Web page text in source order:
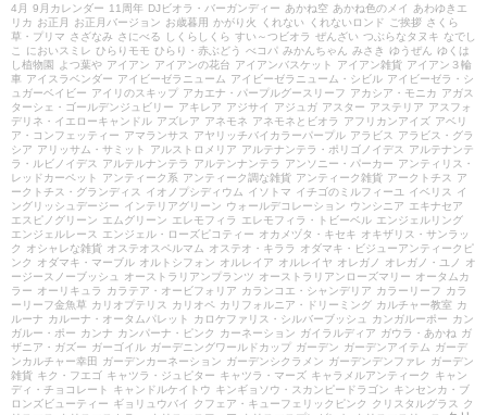
4月 9月カレンダー 11周年 DJビオラ・バーガンディー あかね空 あかね色のメイ
あわゆきエ
リカ お正月 お正月バージョン お歳暮用 かがり火 くれない くれないロンド ご挨拶 さくら
草・プリマ さざなみ さにべる しくらしくら すい～つビオラ ぜんざい つぶらなタヌキ なでし
こ
においスミレ ひらりモモ ひらり・赤ぶどう べコパ みかんちゃん みさき ゆうぜん
ゆくは
し植物園
よつ葉や アイアン アイアンの花台 アイアンバスケット アイアン雑貨 アイアン３輪
車 アイスラベンダー アイビーゼラニューム アイビーゼラニューム・シビル アイビーゼラ・シ
ュガーベイビー アイリのスキップ アカエナ・パープルグースリーフ アカシア・モニカ アガス
ターシェ・ゴールデンジュビリー アキレア アジサイ アジュガ アスター アステリア アスフォ
デリネ・イエローキャンドル アズレア アネモネ アネモネとビオラ アフリカンアイズ アベリ
ア・コンフェッティー アマランサス アヤリッチバイカラーパープル アラビス
アラビス・グラ
シア アリッサム・サミット アルストロメリア アルテナンテラ・ポリゴノイデス
アルテナンテ
ラ・ルビノイデス
アルテルナンテラ アルテンナンテラ アンソニー・パーカー アンティリス・
レッドカーペット
アンティーク系 アンティーク調な雑貨 アンティーク雑貨 アークトチス
ア
ークトチス・グランディス
イオノプシディウム イソトマ イチゴのミルフィーユ イベリス
イ
ングリッシュデージー インテリアグリーン ウォールデコレーション ウンシニア エキナセア
エスピノグリーン エムグリーン エレモフィラ エレモフィラ・トビーベル エンジェルリング
エンジェルレース
エンジェル・ローズピコティー オカメヅタ・キセキ オキザリス・サンラッ
ク
オシャレな雑貨 オステオスペルマム オステオ・キララ
オダマキ・ビジューアンティークピ
ンク
オダマキ・マーブル オルトシフォン オルレイア オルレイヤ オレガノ オレガノ・ユノ
オ
ージースノーブッシュ
オーストラリアンプランツ オーストラリアンローズマリー オータムカ
ラー オーリキュラ カラテア・オービフォリア カランコエ・シャンデリア カラーリーフ カラ
ーリーフ金魚草 カリオプテリス カリオペ カリフォルニア・ドリーミング カルチャー教室 カ
ルーナ カルーナ・オータムパレット カロケファリス・シルバーブッシュ カンガルーポー カン
ガルー・ポー カンナ カンパーナ・ピンク カーネーション ガイラルディア ガウラ・あかね ガ
ザニア・ガズー ガーゴイル ガーデニングワールドカップ ガーデン ガーデンアイテム ガーデ
ンカルチャー幸田
ガーデンカーネーション ガーデンシクラメン ガーデンデンファレ ガーデン
雑貨 キク・フエゴ キャツラ・ジュピター キャツラ・マーズ キャラメルアンティーク
キャン
ディ・チョコレート
キャンドルケイトウ キンギョソウ・スカンピードラゴン キンセンカ・ブ
ロンズビューティー ギョリュウバイ クフェア・キューフェリックピンク クリスタルグラス
ク